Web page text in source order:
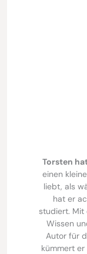
Torsten
einen
liebt, als
hat er
studiert. Mit
Wissen
Autor für
kümmert